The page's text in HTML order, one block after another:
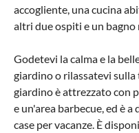
accogliente, una cucina
altri due ospiti e un
Godetevi la calma e la
giardino o rilassatevi
giardino è attrezzato con
e un'area barbecue, ed è
case per vacanze. È